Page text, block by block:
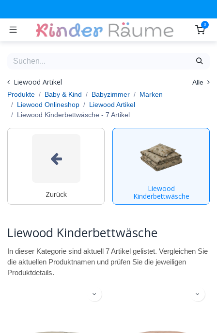
0
Liewood Artikel
Alle
Produkte
Baby & Kind Babyzimmer
Marken
Liewood Onlineshop
Liewood Artikel
Liewood Kinderbettwäsche - 7 Artikel
Zurück
Liewood
Kinderbettwäsche
Liewood Kinderbettwäsche
In dieser Kategorie sind aktuell 7 Artikel gelistet. Vergleichen Sie
die aktuellen Produktnamen und prüfen Sie die jeweiligen
Produktdetails.